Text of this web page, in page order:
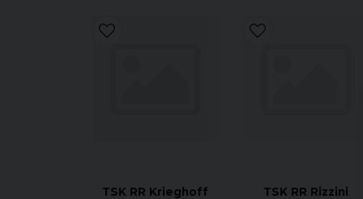
TSK RR Krieghoff TSK RR Rizzini